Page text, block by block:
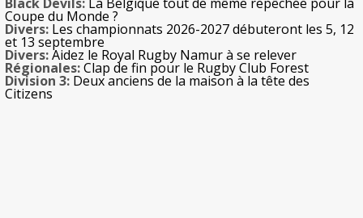
Coupe du Monde ?
Divers: Les championnats 2026-2027 débuteront les 5, 12
et 13 septembre
Divers:Aidez le Royal Rugby Namur à se relever
Régionales:Clap de fin pour le Rugby Club Forest
Division 3: Deux anciens de la maison à la tête des
Citizens